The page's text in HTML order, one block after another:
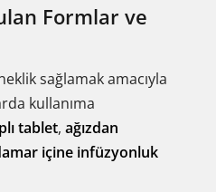
Formlar ve
sağlamak amacıyla
kullanıma
tablet, ağızdan
içine infüzyonluk